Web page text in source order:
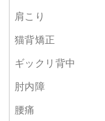
肩こり
猫背矯正
ギックリ背中
肘内障
腰痛